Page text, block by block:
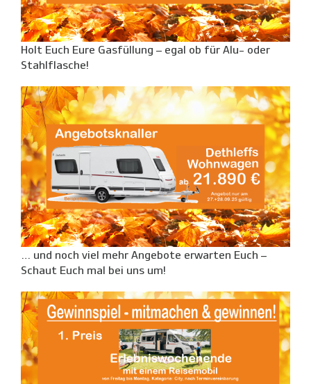
Holt Euch Eure Gasfüllung – egal ob für Alu- oder
Stahlflasche!
… und noch viel mehr Angebote erwarten Euch –
Schaut Euch mal bei uns um!